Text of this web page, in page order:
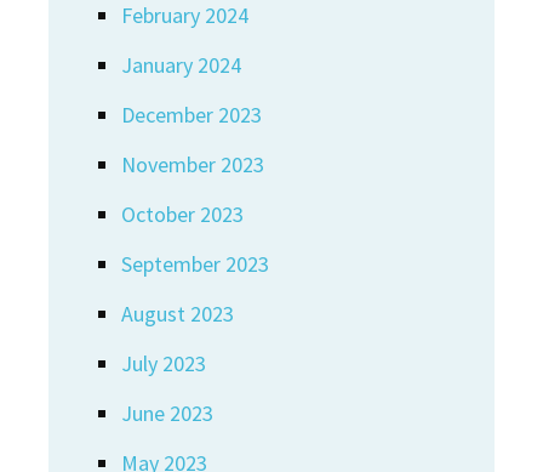
February 2024
January 2024
December 2023
November 2023
October 2023
September 2023
August 2023
July 2023
June 2023
May 2023